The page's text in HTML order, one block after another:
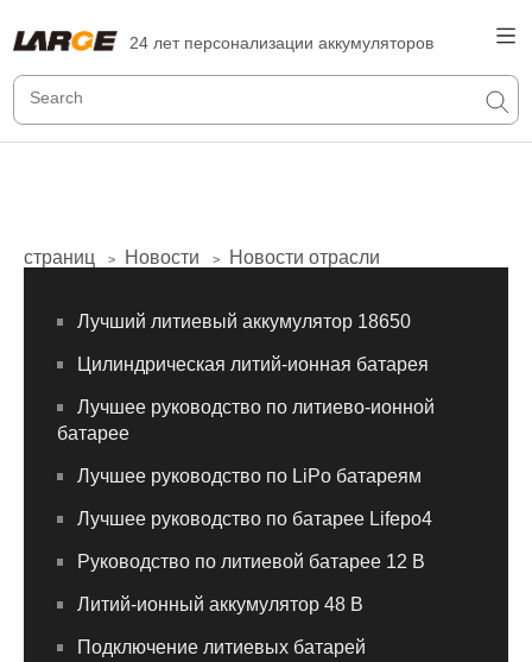
24 лет персонализации аккумуляторов
страниц > Новости > Новости отрасли
Лучший литиевый аккумулятор 18650
Цилиндрическая литий-ионная батарея
Лучшее руководство по литиево-ионной
батарее
Лучшее руководство по LiPo батареям
Лучшее руководство по батарее Lifepo4
Руководство по литиевой батарее 12 В
Литий-ионный аккумулятор 48 В
Подключение литиевых батарей